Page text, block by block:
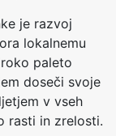
je razvoj
lokalnemu
paleto
doseči svoje
v vseh
rasti in zrelosti.